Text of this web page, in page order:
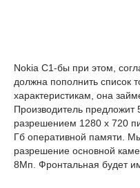
Nokia C1-бы при этом,
должна пополнить список
характеристикам, она
Производитель
разрешением 1280 х 720
Гб оперативной памяти.
разрешение основной
8Мп. Фронтальная будет